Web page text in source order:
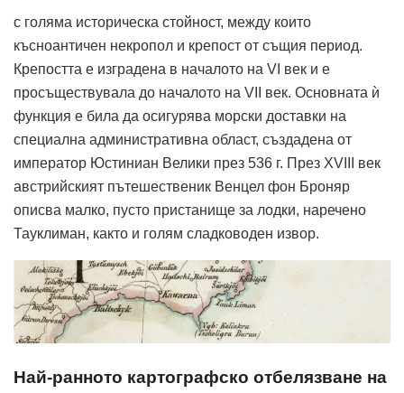
с голяма историческа стойност, между които
късноантичен некропол и крепост от същия период.
Крепостта е изградена в началото на VI век и е
просъществувала до началото на VII век. Основната ѝ
функция е била да осигурява морски доставки на
специална административна област, създадена от
император Юстиниан Велики през 536 г. През XVIII век
австрийският пътешественик Венцел фон Броняр
описва малко, пусто пристанище за лодки, наречено
Тауклиман, както и голям сладководен извор.
Най-ранното картографско отбелязване на